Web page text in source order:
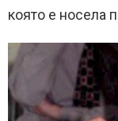
която е носела